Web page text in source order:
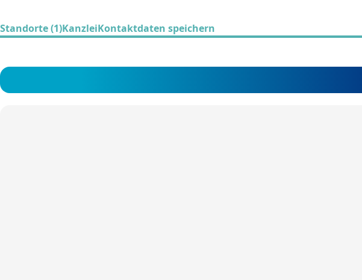
Standorte (1)KanzleiKontaktdaten speichern